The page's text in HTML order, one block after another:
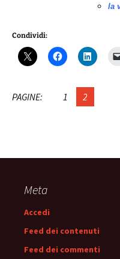
la
Condividi:
PAGINE: 1 2
Meta
Accedi
Feed dei contenuti
Feed dei commenti